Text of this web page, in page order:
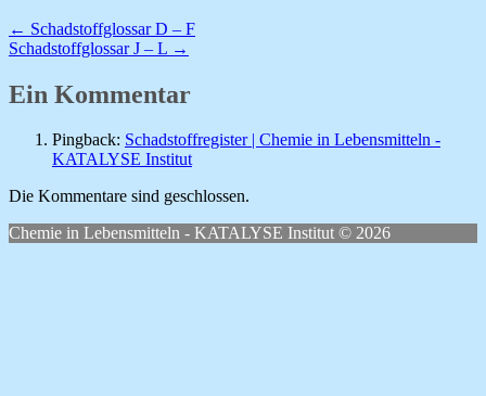
← Schadstoffglossar D – F
Schadstoffglossar J – L →
Ein Kommentar
Pingback: Schadstoffregister | Chemie in Lebensmitteln -
KATALYSE Institut
Die Kommentare sind geschlossen.
Chemie in Lebensmitteln - KATALYSE Institut © 2026